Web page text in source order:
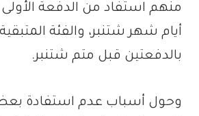
منهم استفاد من الدفعة
أيام شهر شتنبر، والفئة
بالدفعتين قبل متم شتنبر.
وحول أسباب عدم استفادة